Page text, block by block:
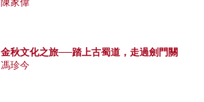
金秋文化之旅──踏上古蜀道，走過劍門關
馮珍今